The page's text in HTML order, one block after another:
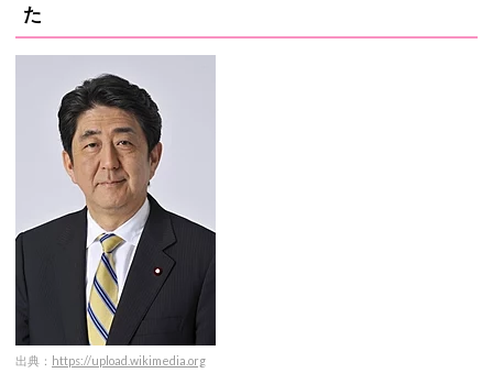
た
出典： https://upload.wikimedia.org